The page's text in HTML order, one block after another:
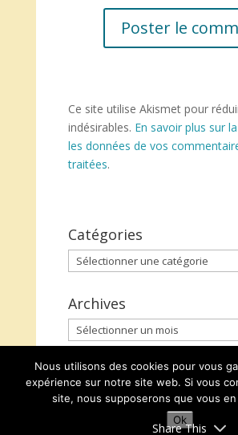
Ce site utilise Akismet pour
indésirables. En savoir plus sur
les données de vos
traitées.
Catégories
Catégories
Archives
Archives
Share This
Nous utilisons des cookies pour vous
expérience sur notre site web. Si vous
site, nous supposerons que vous
Ok